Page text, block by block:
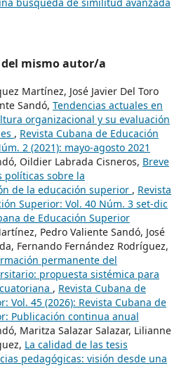
mismo autor/a
Martínez, José Javier Del Toro
Sandó, Tendencias actuales en
organizacional y su evaluación
, Revista Cubana de Educación
2 (2021): mayo-agosto 2021
Oildier Labrada Cisneros, Breve
políticas sobre la
de la educación superior , Revista
Superior: Vol. 40 Núm. 3 set-dic
de Educación Superior
Pedro Valiente Sandó, José
Fernando Fernández Rodríguez,
permanente del
propuesta sistémica para
, Revista Cubana de
Vol. 45 (2026): Revista Cubana de
Publicación continua anual
Maritza Salazar Salazar, Lilianne
La calidad de las tesis
pedagógicas: visión desde una